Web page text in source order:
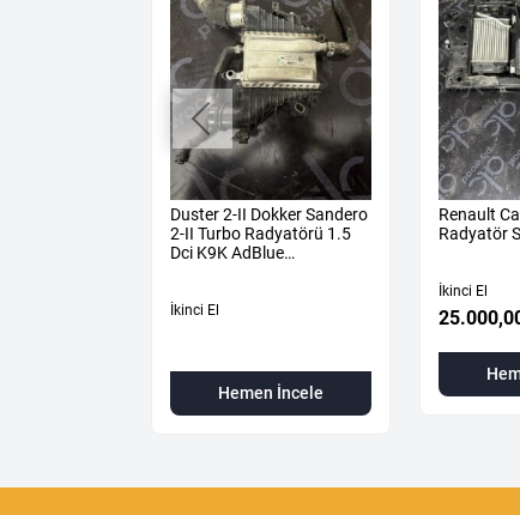
Duster 2-II Dokker Sandero
2-II Turbo Radyatörü 1.5
Dci K9K AdBlue
İkinci El
Hemen İncele
Renault
Radyatör
İkinci El